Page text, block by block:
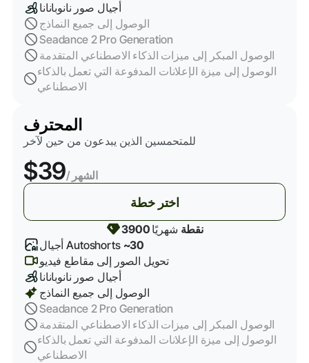
أجيال صور نانوبانانا
الوصول إلى جميع النماذج
Seadance 2 Pro Generation
الوصول المبكر إلى ميزات الذكاء الاصطناعي المتقدمة
الوصول إلى ميزة الإعلانات المدفوعة التي تعمل بالذكاء
الاصطناعي
المحترف
للمتحمسين الذين يبدعون من حين لآخر
$39 / الشهر
اختر خطة
3900 نقطة شهريًا
أجيال Autoshorts ~30
تحويل الصور إلى مقاطع فيديو
أجيال صور نانوبانانا
الوصول إلى جميع النماذج
Seadance 2 Pro Generation
الوصول المبكر إلى ميزات الذكاء الاصطناعي المتقدمة
الوصول إلى ميزة الإعلانات المدفوعة التي تعمل بالذكاء
الاصطناعي